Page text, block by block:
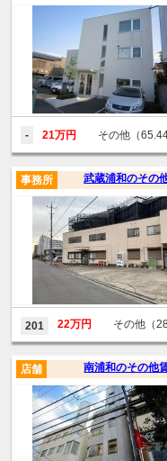
- 21万円 その他（
武蔵浦和のその
事務所
201 22万円 その他（28
南浦和のその他
店舗